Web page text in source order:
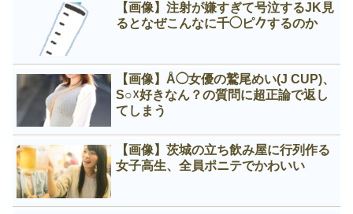
【画像】注射が嫌すぎて号泣するJK見
るとなぜこんなに千◯ピ𠂊するのか
【画像】Å◯女優の鷲尾めい(J CUP)、
S○☓好きなん？の質問に超正論で返し
てしまう
【画像】茨城の立ち飲み屋に行列作る
女子高生、全員ポニテでかわいい